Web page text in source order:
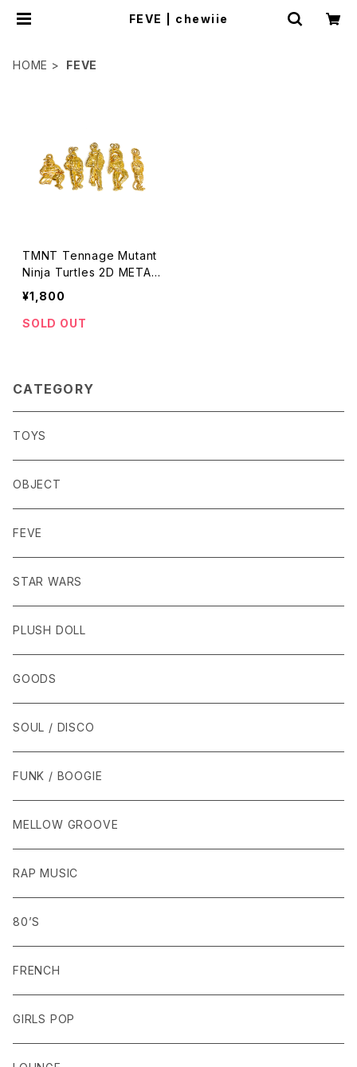
FEVE | chewiie
HOME FEVE
TMNT Tennage Mutant
Ninja Turtles 2D METAL
PENDANT TOP FEVES 1
992
¥1,800
SOLD OUT
CATEGORY
TOYS
OBJECT
FEVE
STAR WARS
PLUSH DOLL
GOODS
SOUL / DISCO
FUNK / BOOGIE
MELLOW GROOVE
RAP MUSIC
80’S
FRENCH
GIRLS POP